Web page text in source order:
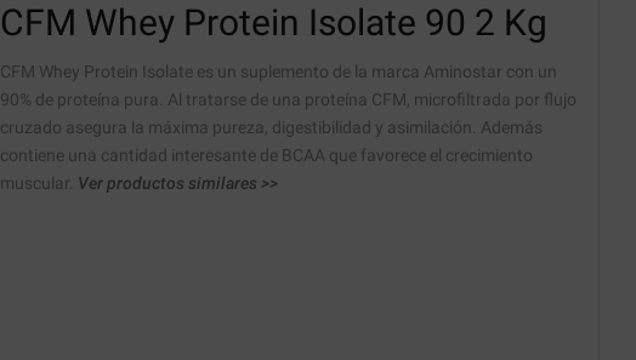
CFM Whey Protein Isolate 90 2 Kg
CFM Whey Protein Isolate es un suplemento de la marca Aminostar con un
90% de proteína pura. Al tratarse de una proteína CFM, microfiltrada por flujo
cruzado asegura la máxima pureza, digestibilidad y asimilación. Además
contiene una cantidad interesante de BCAA que favorece el crecimiento
muscular. Ver productos similares >>